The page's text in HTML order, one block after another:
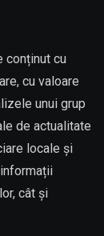
conținut cu
cu valoare
unui grup
de actualitate
locale și
cât și